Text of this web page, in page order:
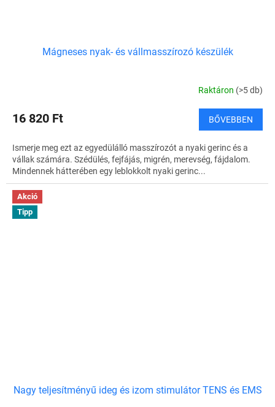
Mágneses nyak- és vállmasszírozó készülék
Raktáron (>5 db)
16 820 Ft BŐVEBBEN
Ismerje meg ezt az egyedülálló masszírozót a nyaki gerinc és a
vállak számára. Szédülés, fejfájás, migrén, merevség, fájdalom.
Mindennek hátterében egy leblokkolt nyaki gerinc...
Akció
Tipp
Nagy teljesítményű ideg és izom stimulátor TENS és EMS